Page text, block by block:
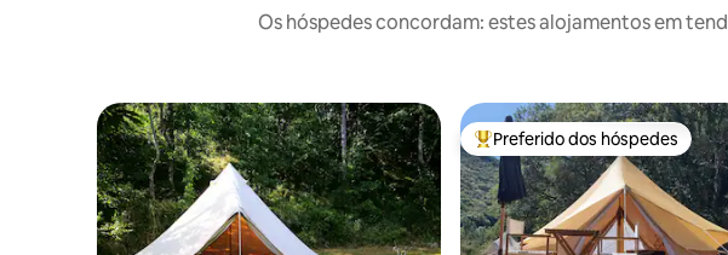
Os hóspedes concordam: estes alojamentos em
Entre os melhores preferidos
Preferido dos hóspedes